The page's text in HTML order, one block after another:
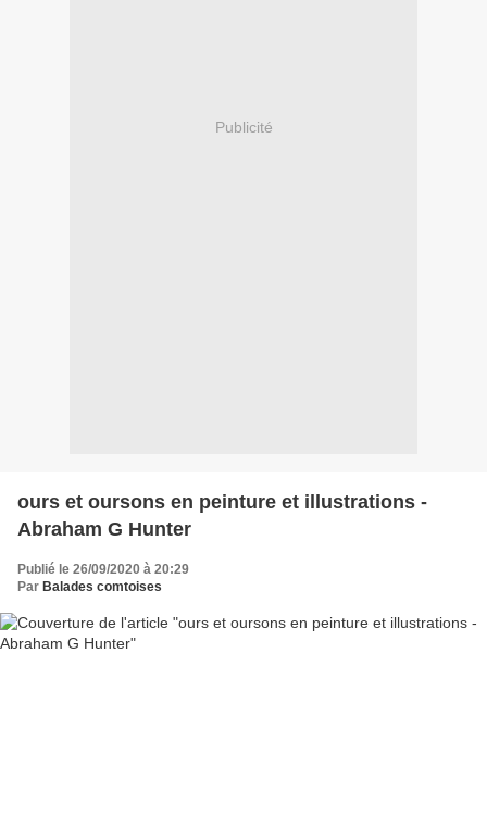
Publicité
ours et oursons en peinture et illustrations -
Abraham G Hunter
Publié le 26/09/2020 à 20:29
Par Balades comtoises